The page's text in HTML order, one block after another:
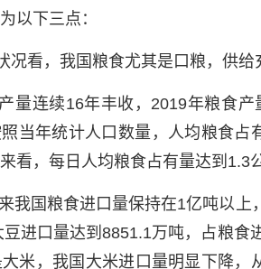
以下三点：
况看，我国粮食尤其是口粮，供给
量连续16年丰收，2019年粮食
当年统计人口数量，人均粮食
看，每日人均粮食占有量达到1.3
我国粮食进口量保持在1亿吨以
进口量达到8851.1万吨，占粮
米，我国大米进口量明显下降